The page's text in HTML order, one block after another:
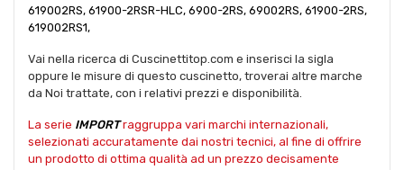
619002RS, 61900-2RSR-HLC, 6900-2RS, 69002RS, 61900-2RS,
619002RS1,
Vai nella ricerca di Cuscinettitop.com e inserisci la sigla
oppure le misure di questo cuscinetto, troverai altre marche
da Noi trattate, con i relativi prezzi e disponibilità.
La serie IMPORTraggruppa vari marchi internazionali,
selezionati accuratamente dai nostri tecnici, al fine di offrire
un prodotto di ottima qualità ad un prezzo decisamente